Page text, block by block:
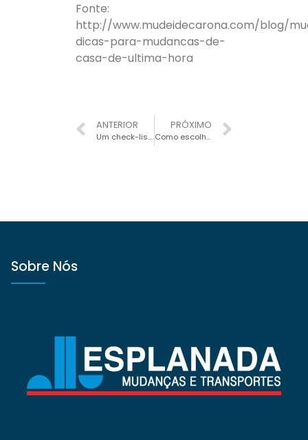
Fonte:
http://www.mudeidecarona.com/blog/
dicas-para-mudancas-de-
casa-de-ultima-hora
ANTERIOR
Um check-list para se organizar
PRÓXIMO
Como escolher a empresa de mudança?
Sobre Nós